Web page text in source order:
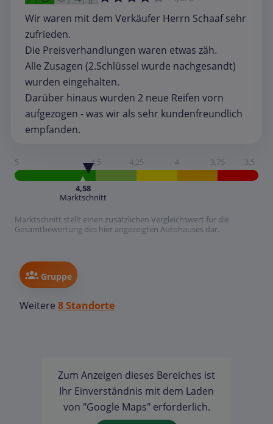
Wir waren mit dem Verkäufer Herrn Schaaf sehr
zufrieden.
Die Preisverhandlungen waren etwas zäh.
Alle Zusagen (2.Schlüssel wurde nachgesandt)
wurden eingehalten.
Darüber hinaus wurden 2 neue Reifen vorn
aufgezogen - was wir als sehr kundenfreundlich
empfanden.
5 4,5 4,25 4 3,75 3,5
4,58
Marktschnitt
Marktschnitt stellt einen zusätzlichen Vergleichswert für die
Gesamtbewertung des hier angezeigten Autohauses dar.
Gruppe
Weitere 8 Standorte
Zum Anzeigen dieses Bereiches ist
Ihr Einverständnis mit dem Laden
von "Google Maps" erforderlich.